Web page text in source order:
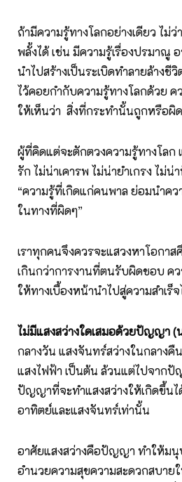
ถ้ามีความรู้ทางโลกอย่างเดียว ไม่
พลั้งได้ เช่น มีความรู้เรื่องปรมาณู
นำไปสร้างเป็นระเบิดทำลายล้างชี
ไว้คอยกำกับความรู้ทางโลกด้วย
ให้เห็นว่า สิ่งที่กระทำนั้นถูกหรือผิ
ผู้ที่คิดแต่จะตักตวงความรู้ทางโลก
รัก ไม่น่าเคารพ ไม่น่ายำเกรง ไม่
“ความรู้ที่เกิดแก่คนพาล ย่อมนำคว
ในทางที่ผิดๆ”
เราทุกคนจึงควรจะแสวงหาโอกา
เกินกว่าการงานที่ตนรับผิดชอบ ค
ให้ทางเบื้องหน้านำไปสู่ความสำเร็
ไม่มีแสงสว่างใดเสมอด้วยปัญญา
กลางวัน แสงจันทร์สว่างในกลางคื
แสงไฟฟ้า เป็นต้น ล้วนแต่ไปจาก
ปัญญาที่จะทำแสงสว่างให้เกิดขึ้นไ
อาทิตย์และแสงจันทร์เท่านั้น
อาศัยแสงสว่างคือปัญญา ทำให้มนุ
อำนวยความสุขความสะดวกสบา